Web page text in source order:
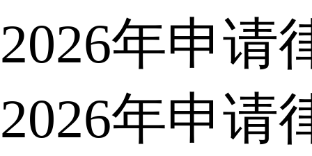
2026年申请
2026年申请